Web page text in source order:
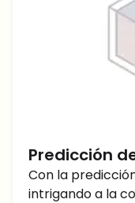
Predicción
Bitcoin:
Con la
intrigando a la